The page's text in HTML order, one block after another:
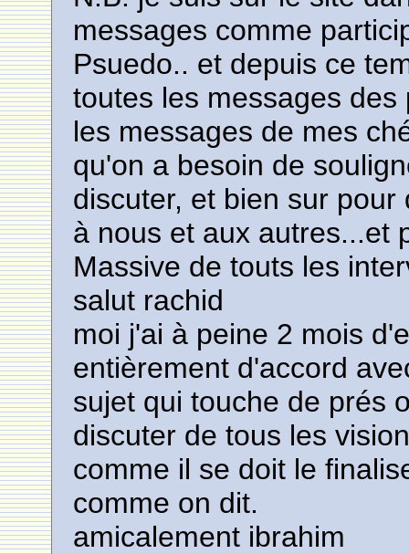
messages comme
Psuedo.. et depuis ce
toutes les messages
les messages de mes
qu'on a besoin de
discuter, et bien sur
à nous et aux autres...et
Massive de touts les
salut rachid
moi j'ai à peine 2 mois
entièrement d'accord
sujet qui touche de prés
discuter de tous les
comme il se doit le
comme on dit.
amicalement ibrahim